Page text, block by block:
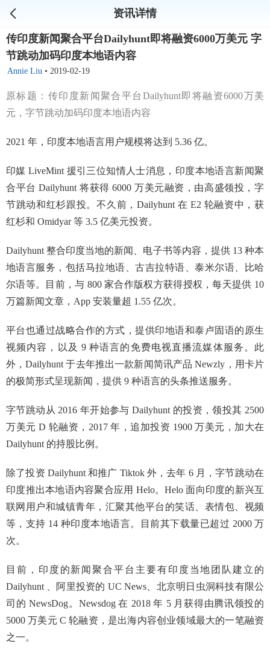
资讯详情
传印度新闻聚合平台Dailyhunt即将融资6000万美元 字
节跳动加码印度本地语内容
Annie Liu • 2019-02-19
原标题：传印度新闻聚合平台Dailyhunt即将融资6000万美
元，字节跳动加码印度本地语内容
2021 年，印度本地语言用户规模将达到 5.36 亿。
印媒 LiveMint 援引三位知情人士消息，印度本地语言新闻聚
合平台 Dailyhunt 将获得 6000 万美元融资，由高盛领投，字
节跳动和红杉跟投。不久前，Dailyhunt 在 E2 轮融资中，获
红杉和 Omidyar 等 3.5 亿美元投资。
Dailyhunt 整合印度当地的新闻、电子书等内容，提供 13 种本
地语言服务，包括马拉地语、古吉拉特语、泰米尔语、比哈
尔语等。目前，与 800 家合作版权方获得授权，每天提供 10
万篇新闻文章，App 安装量超 1.55 亿次。
平台也通过战略合作的方式，提供印地语和泰卢固语的原生
视频内容，以及 9 种语言的免费电视直播流媒体服务。此
外，Dailyhunt 于去年推出一款新闻简讯产品 Newzly，用卡片
的极简形式呈现新闻，提供 9 种语言的头条推送服务。
字节跳动从 2016 年开始参与 Dailyhunt 的投资，领投其 2500
万美元 D 轮融资，2017 年，追加投资 1900 万美元，加大在
Dailyhunt 的持股比例。
除了投资 Dailyhunt 和推广 Tiktok 外，去年 6 月，字节跳动在
印度推出本地语内容聚合应用 Helo。Helo 面向印度的新兴互
联网用户和城镇青年，汇聚其他平台的笑话、表情包、视频
等，支持 14 种印度本地语言。目前其下载量已超过 2000 万
次。
目前，印度的新闻聚合平台主要有印度当地团队建立的
Dailyhunt 、阿里投资的 UC News、北京明日虫洞科技有限公
司的 NewsDog。Newsdog 在 2018 年 5 月获得由腾讯领投的
5000 万美元 C 轮融资，是出海内容创业领域最大的一笔融资
之一。